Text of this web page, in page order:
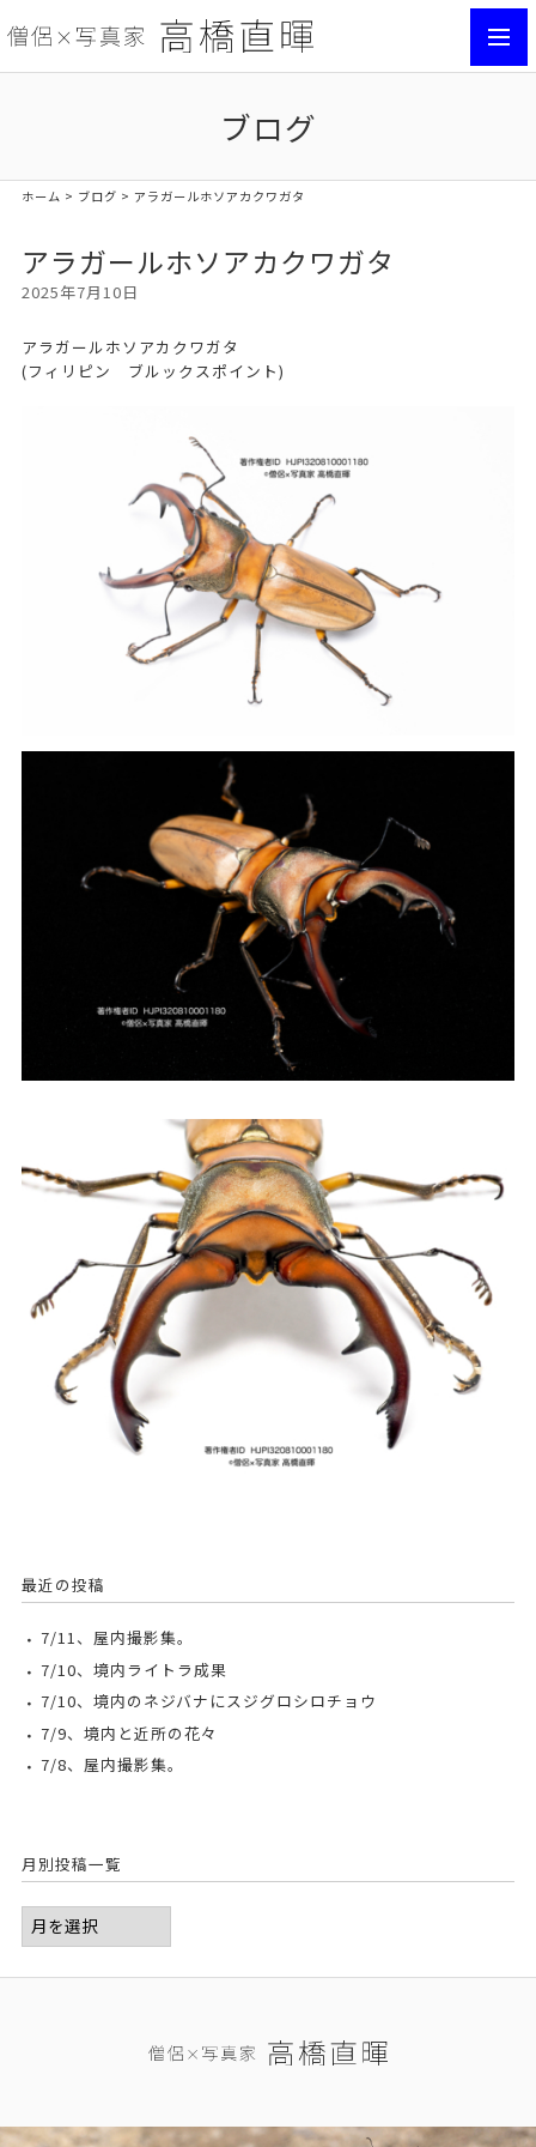
ブログ
ホーム > ブログ > アラガールホソアカクワガタ
アラガールホソアカクワガタ
2025年7月10日
アラガールホソアカクワガタ
(フィリピン ブルックスポイント)
最近の投稿
7/11、屋内撮影集。
7/10、境内ライトラ成果
7/10、境内のネジバナにスジグロシロチョウ
7/9、境内と近所の花々
7/8、屋内撮影集。
月別投稿一覧